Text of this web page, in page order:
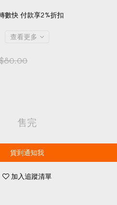
數快 付款享2%折扣
查看更多
售完
貨到通知我
加入追蹤清單